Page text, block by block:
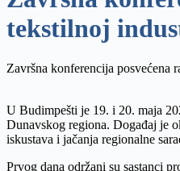
tekstilnoj
Završna konferencija posvećena
U Budimpešti je 19. i 20. maja
Dunavskog regiona. Događaj je
iskustava i jačanja regionalne
Prvog dana održani su sastanci